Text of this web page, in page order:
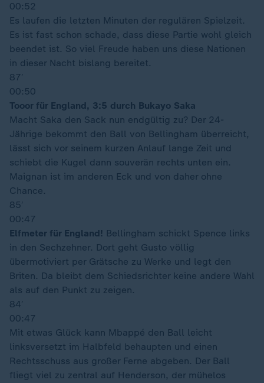
00:52
Es laufen die letzten Minuten der regulären Spielzeit.
Es ist fast schon schade, dass diese Partie wohl gleich
beendet ist. So viel Freude haben uns diese Nationen
in dieser Nacht bislang bereitet.
87′
00:50
Tooor für England, 3:5 durch Bukayo Saka
Macht Saka den Sack nun endgültig zu? Der 24-
Jährige bekommt den Ball von Bellingham überreicht,
lässt sich vor seinem kurzen Anlauf lange Zeit und
schiebt die Kugel dann souverän rechts unten ein.
Maignan ist im anderen Eck und von daher ohne
Chance.
85′
00:47
Elfmeter für England! Bellingham schickt Spence links
in den Sechzehner. Dort geht Gusto völlig
übermotiviert per Grätsche zu Werke und legt den
Briten. Da bleibt dem Schiedsrichter keine andere Wahl
als auf den Punkt zu zeigen.
84′
00:47
Mit etwas Glück kann Mbappé den Ball leicht
linksversetzt im Halbfeld behaupten und einen
Rechtsschuss aus großer Ferne abgeben. Der Ball
fliegt viel zu zentral auf Henderson, der mühelos